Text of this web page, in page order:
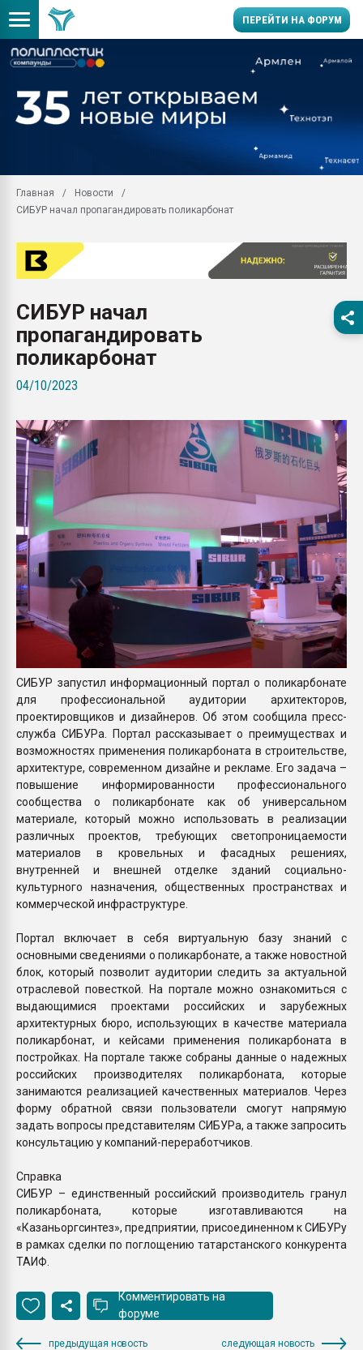
ПЕРЕЙТИ НА ФОРУМ
производство SPC
заводу пластмасс"
Подмосковье, Москва
28.07.2026
28.07.2026
ПЕРЕЙТИ НА
Главная
Новости
СИБУР начал пропагандировать поликарбонат
СИБУР начал
пропагандировать
поликарбонат
04/10/2023
СИБУР запустил информационный портал о поликарбонате
для профессиональной аудитории архитекторов,
проектировщиков и дизайнеров. Об этом сообщила пресс-
служба СИБУРа. Портал рассказывает о преимуществах и
возможностях применения поликарбоната в строительстве,
архитектуре, современном дизайне и рекламе. Его задача –
повышение информированности профессионального
сообщества о поликарбонате как об универсальном
материале, который можно использовать в реализации
различных проектов, требующих светопроницаемости
материалов в кровельных и фасадных решениях,
внутренней и внешней отделке зданий социально-
культурного назначения, общественных пространствах и
коммерческой инфраструктуре.
Портал включает в себя виртуальную базу знаний с
основными сведениями о поликарбонате, а также новостной
блок, который позволит аудитории следить за актуальной
отраслевой повесткой. На портале можно ознакомиться с
выдающимися проектами российских и зарубежных
архитектурных бюро, использующих в качестве материала
поликарбонат, и кейсами применения поликарбоната в
постройках. На портале также собраны данные о надежных
российских производителях поликарбоната, которые
занимаются реализацией качественных материалов. Через
форму обратной связи пользователи смогут напрямую
задать вопросы представителям СИБУРа, а также запросить
консультацию у компаний-переработчиков.
Справка
СИБУР – единственный российский производитель гранул
поликарбоната, которые изготавливаются на
«Казаньоргсинтез», предприятии, присоединенном к СИБУРу
в рамках сделки по поглощению татарстанского конкурента
ТАИФ.
Комментировать на
форуме
предыдущая новость следующая новость